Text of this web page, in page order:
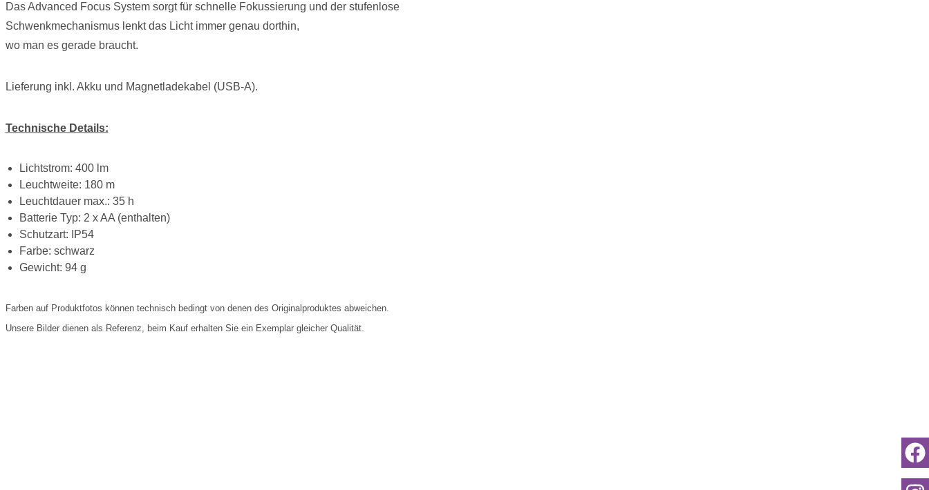
Das Advanced Focus System sorgt für schnelle Fokussierung und der stufenlose
Schwenkmechanismus lenkt das Licht immer genau dorthin,
wo man es gerade braucht.
Lieferung inkl. Akku und Magnetladekabel (USB-A).
Technische Details:
Lichtstrom: 400 lm
Leuchtweite: 180 m
Leuchtdauer max.: 35 h
Batterie Typ: 2 x AA (enthalten)
Schutzart: IP54
Farbe: schwarz
Gewicht: 94 g
Farben auf Produktfotos können technisch bedingt von denen des Originalproduktes abweichen.
Unsere Bilder dienen als Referenz, beim Kauf erhalten Sie ein Exemplar gleicher Qualität.